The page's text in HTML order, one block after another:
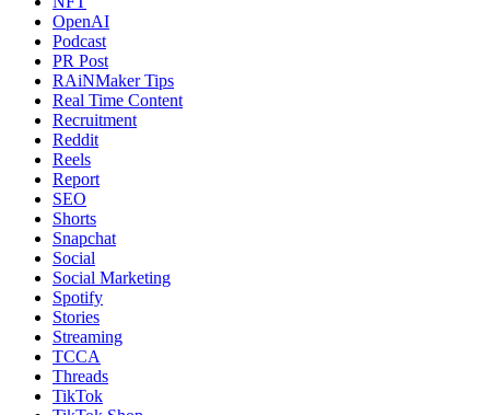
OpenAI
Podcast
PR Post
RAiNMaker Tips
Real Time Content
Recruitment
Reddit
Reels
Report
SEO
Shorts
Snapchat
Social
Social Marketing
Spotify
Stories
Streaming
TCCA
Threads
TikTok